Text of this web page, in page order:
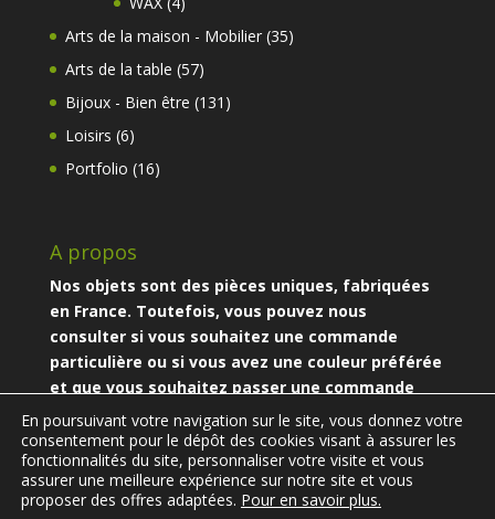
produits
Arts de la maison - Mobilier 3535
Arts de la table 5757
produits
Bijoux - Bien être 131 131
Loisirs 66
produits
Portfolio 1616
A propos
Nos objets sont des pièces uniques, fabriquées
en France. Toutefois, vous pouvez nous
consulter si vous souhaitez une commande
particulière ou si vous avez une couleur préférée
et que vous souhaitez passer une commande
particulière.
En poursuivant votre navigation sur le site, vous donnez votre
consentement pour le dépôt des cookies visant à assurer les
fonctionnalités du site, personnaliser votre visite et vous
assurer une meilleure expérience sur notre site et vous
proposer des offres adaptées. Pour en savoir plus.